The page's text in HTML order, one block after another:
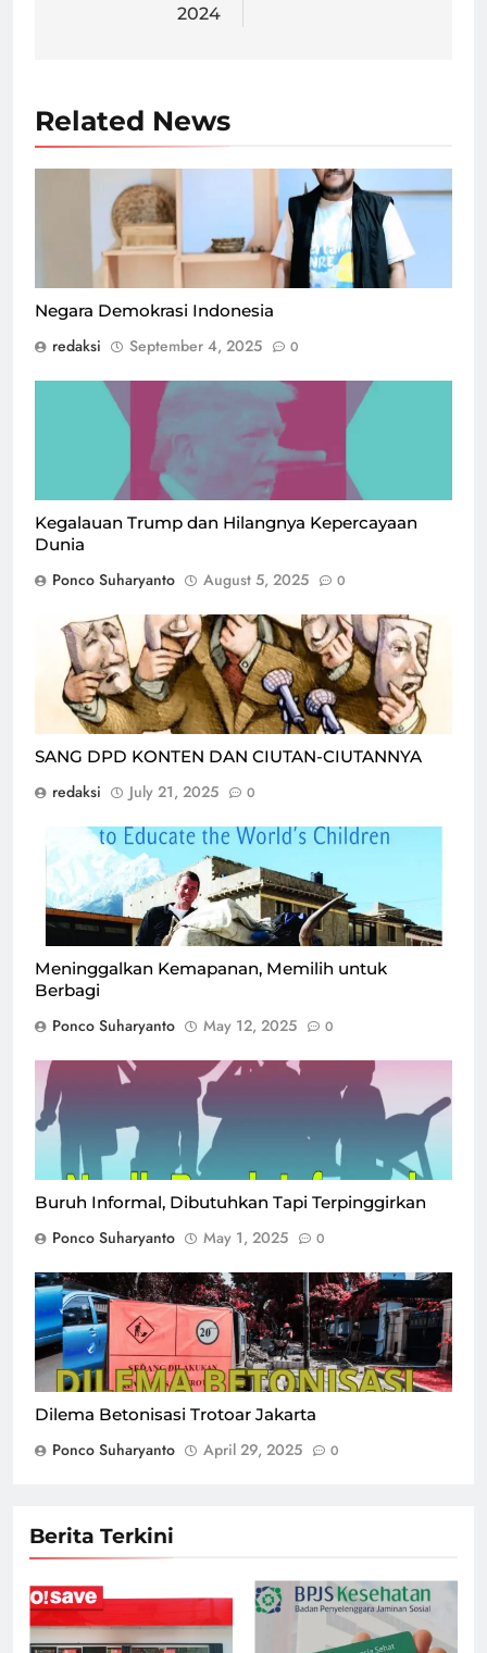
2024
Related News
Negara Demokrasi Indonesia
redaksi September 4, 2025 0
Kegalauan Trump dan Hilangnya Kepercayaan
Dunia
Ponco Suharyanto August 5, 2025 0
Ilustrasi.Foto: istimewa
SANG DPD KONTEN DAN CIUTAN-CIUTANNYA
redaksi July 21, 2025 0
Meninggalkan Kemapanan, Memilih untuk
Berbagi
Ponco Suharyanto May 12, 2025 0
Buruh Informal, Dibutuhkan Tapi Terpinggirkan
Ponco Suharyanto May 1, 2025 0
Dilema Betonisasi Trotoar Jakarta
Ponco Suharyanto April 29, 2025 0
Berita Terkini